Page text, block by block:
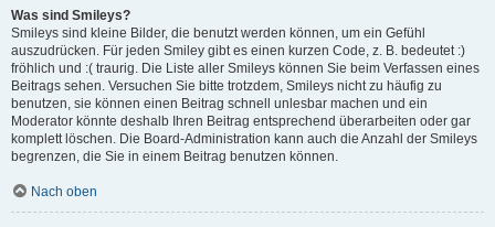
Was sind Smileys?
Smileys sind kleine Bilder, die benutzt werden können, um ein Gefühl
auszudrücken. Für jeden Smiley gibt es einen kurzen Code, z. B. bedeutet :)
fröhlich und :( traurig. Die Liste aller Smileys können Sie beim Verfassen eines
Beitrags sehen. Versuchen Sie bitte trotzdem, Smileys nicht zu häufig zu
benutzen, sie können einen Beitrag schnell unlesbar machen und ein
Moderator könnte deshalb Ihren Beitrag entsprechend überarbeiten oder gar
komplett löschen. Die Board-Administration kann auch die Anzahl der Smileys
begrenzen, die Sie in einem Beitrag benutzen können.
Nach oben